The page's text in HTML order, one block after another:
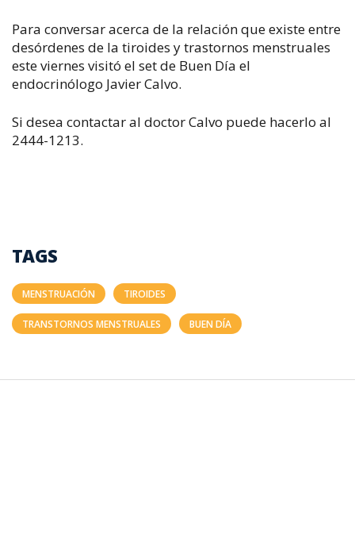
Para conversar acerca de la relación que existe entre
desórdenes de la tiroides y trastornos menstruales
este viernes visitó el set de Buen Día el
endocrinólogo Javier Calvo.
Si desea contactar al doctor Calvo puede hacerlo al
2444-1213.
TAGS
MENSTRUACIÓN TIROIDES
TRANSTORNOS MENSTRUALES BUEN DÍA